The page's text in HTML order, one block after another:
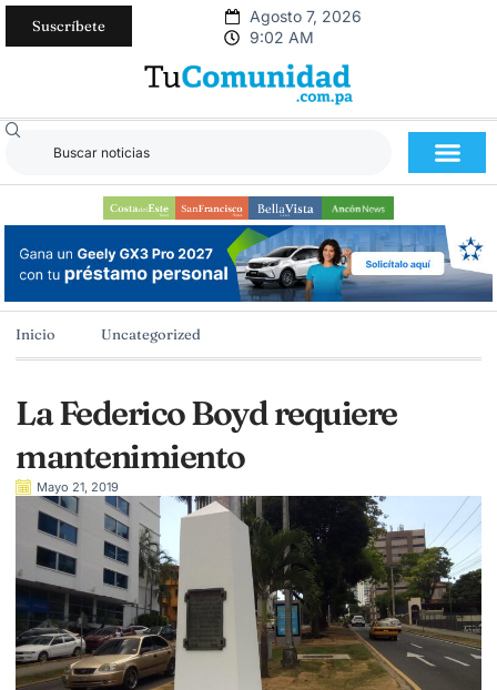
Suscríbete
Agosto 7, 2026
9:02 AM
Inicio Uncategorized
La Federico Boyd requiere
mantenimiento
Mayo 21, 2019